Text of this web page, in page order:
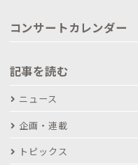
コンサートカレンダー
記事を読む
ニュース
企画・連載
トピックス